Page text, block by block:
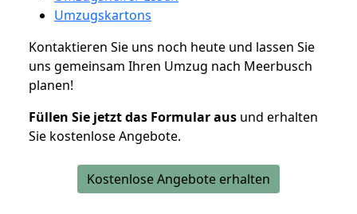
Umzugskartons
Kontaktieren Sie uns noch heute und lassen Sie
uns gemeinsam Ihren Umzug nach Meerbusch
planen!
Füllen Sie jetzt das Formular aus und erhalten
Sie kostenlose Angebote.
Kostenlose Angebote erhalten